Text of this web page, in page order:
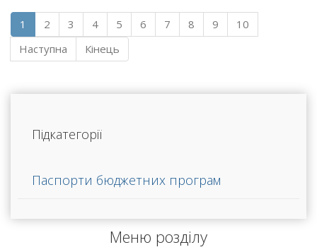
Меню розділу
1 2 3 4 5 6 7 8 9
10
Наступна
Кінець
Підкатегорії
Паспорти бюджетних програм